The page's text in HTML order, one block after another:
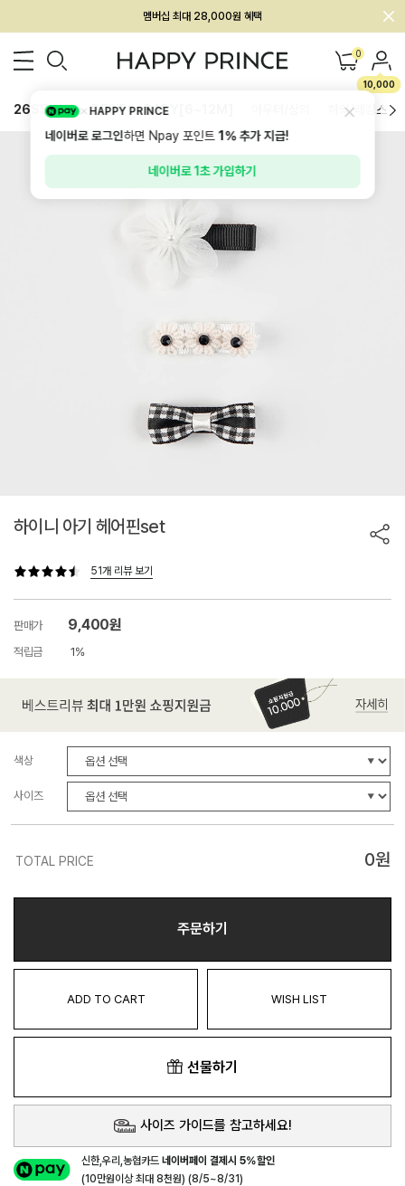
회원전용 아울렛, 가입하면 ~60% 할인!
멤버십 최대 28,000원 혜택 0
10,000
26SS 신상 BEST BABY[6~12M] 하의/레깅스
하이니 아기 헤어핀set
51개 리뷰 보기
판매가 9,400원
적립금 1%
색상
사이즈
TOTAL PRICE 0원
주문하기
ADD TO CART WISH LIST
선물하기
사이즈 가이드를 참고하세요!
신한,우리,농협카드네이버페이 결제시 5%할인
(10만원이상 최대 8천원) (8/5~8/31)
HAPPY PRINCE
네이버로 로그인하면 Npay 포인트1%추가 지급!
네이버로 1초 가입하기